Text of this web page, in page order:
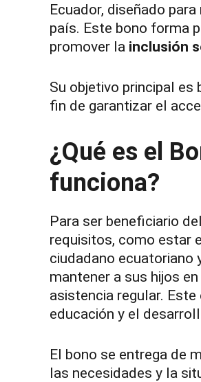
Ecuador, diseñado
país. Este bono forma
promover la inclusión
Su objetivo principal
fin de garantizar el
¿Qué es el
funciona?
Para ser beneficiario del
requisitos, como estar
ciudadano ecuatoriano
mantener a sus hijos
asistencia regular.
educación y el
El bono se entrega de
las necesidades y la